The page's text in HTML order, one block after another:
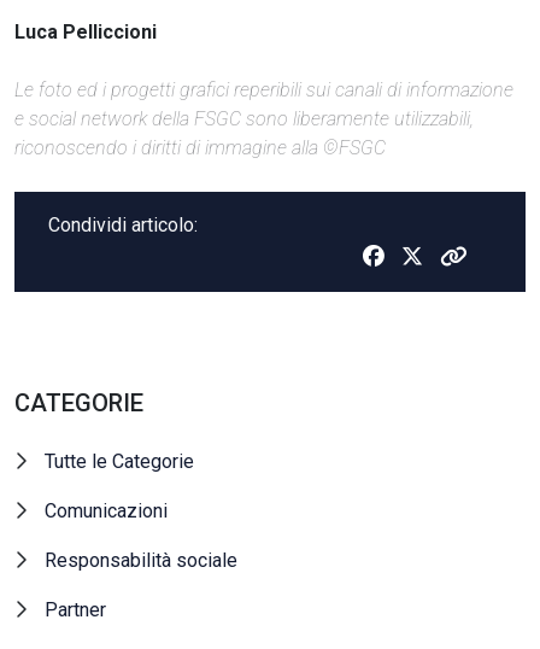
Luca Pelliccioni
Le foto ed i progetti grafici reperibili sui canali di informazione
e social network della FSGC sono liberamente utilizzabili,
riconoscendo i diritti di immagine alla ©FSGC
Condividi articolo:
CATEGORIE
Tutte le Categorie
Comunicazioni
Responsabilità sociale
Partner